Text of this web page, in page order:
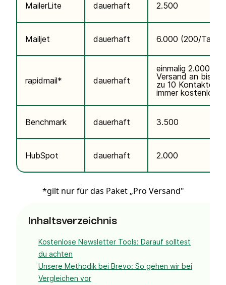
MailerLite dauerhaft 2.500
Mailjet dauerhaft 6.000 (200/Tag)
rapidmail* dauerhaft
einmalig 2.000,
Versand an bis
zu 10 Kontakte
immer kostenlos
Benchmark dauerhaft 3.500
HubSpot dauerhaft 2.000
*gilt nur für das Paket „Pro Versand"
Inhaltsverzeichnis
Kostenlose Newsletter Tools: Darauf solltest
du achten
Unsere Methodik bei Brevo: So gehen wir bei
Vergleichen vor